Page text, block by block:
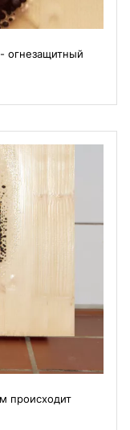
огнезащитный
происходит